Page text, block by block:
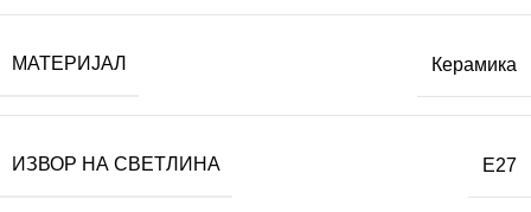
МАТЕРИЈАЛ Керамика
ИЗВОР НА СВЕТЛИНА E27